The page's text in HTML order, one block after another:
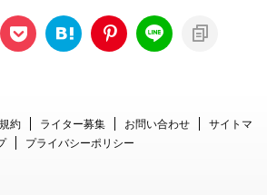
規約 ライター募集 お問い合わせ
サイトマ
プライバシーポリシー